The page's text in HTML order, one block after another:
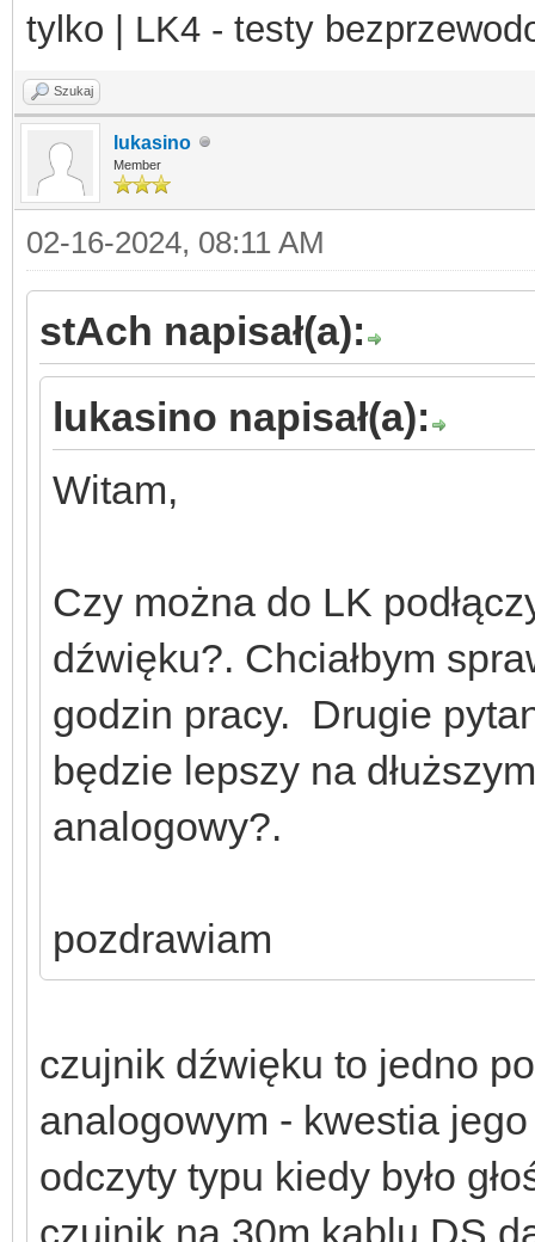
tylko | LK4 - testy
Szukaj
lukasino
Member
02-16-2024, 08:11 AM
stAch napisał(a):
lukasino napisał(a):
Witam,
Czy można do LK
dźwięku?. Chciałbym
godzin pracy. Drugie
będzie lepszy na
analogowy?.
pozdrawiam
czujnik dźwięku to jedno
analogowym - kwestia
odczyty typu kiedy było
czujnik na 30m kablu DS